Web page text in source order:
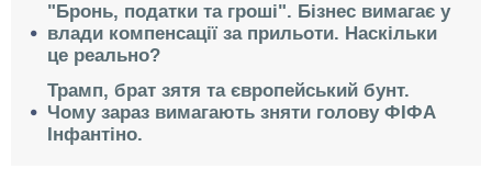
"Бронь, податки та гроші". Бізнес вимагає у
влади компенсації за прильоти. Наскільки
це реально?
Трамп, брат зятя та європейський бунт.
Чому зараз вимагають зняти голову ФІФА
Інфантіно.